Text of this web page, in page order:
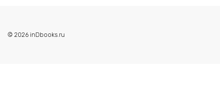
© 2026 inDbooks.ru